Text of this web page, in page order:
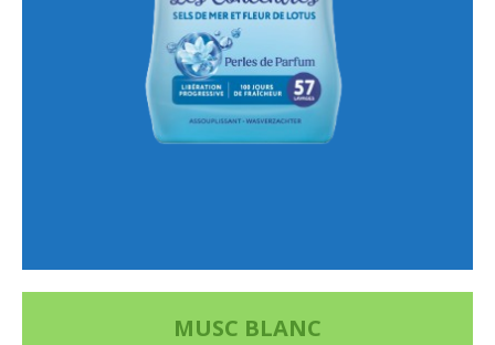
MUSC BLANC